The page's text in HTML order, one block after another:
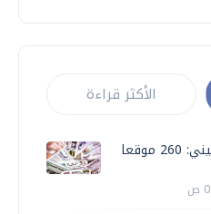
الأكثر قراءة
وزير السياحة والآثار الفلسطيني: 260 موقعا